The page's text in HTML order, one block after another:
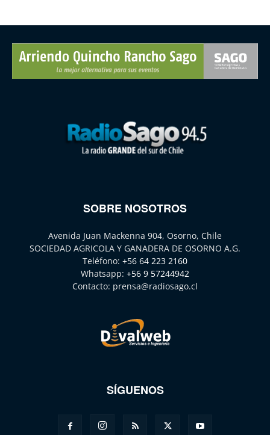
SOBRE NOSOTROS
Avenida Juan Mackenna 904, Osorno, Chile
SOCIEDAD AGRICOLA Y GANADERA DE OSORNO A.G.
Teléfono: +56 64 223 2160
Whatsapp: +56 9 57244942
Contacto: prensa@radiosago.cl
SÍGUENOS